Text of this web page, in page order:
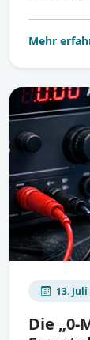
Mehr
13.
Die „0-